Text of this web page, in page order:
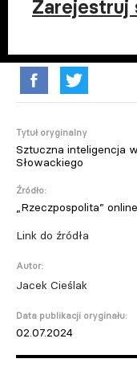
Zarejestruj
Tytuł oryginalny
Sztuczna inteligencja
Słowackiego
Źródło:
„Rzeczpospolita” online
Link do źródła
Autor:
Jacek Cieślak
Data publikacji oryginału:
02.07.2024